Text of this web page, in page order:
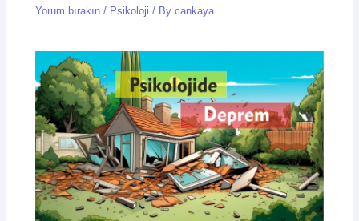
Yorum bırakın / Psikoloji / Bycankaya